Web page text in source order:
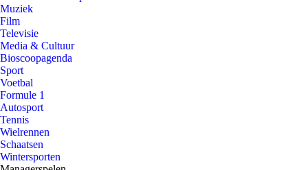
Muziek
Film
Televisie
Media & Cultuur
Bioscoopagenda
Sport
Voetbal
Formule 1
Autosport
Tennis
Wielrennen
Schaatsen
Wintersporten